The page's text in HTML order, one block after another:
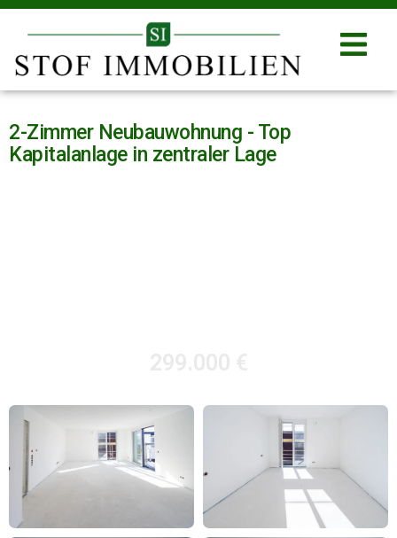
2-Zimmer Neubauwohnung - Top
Kapitalanlage in zentraler Lage